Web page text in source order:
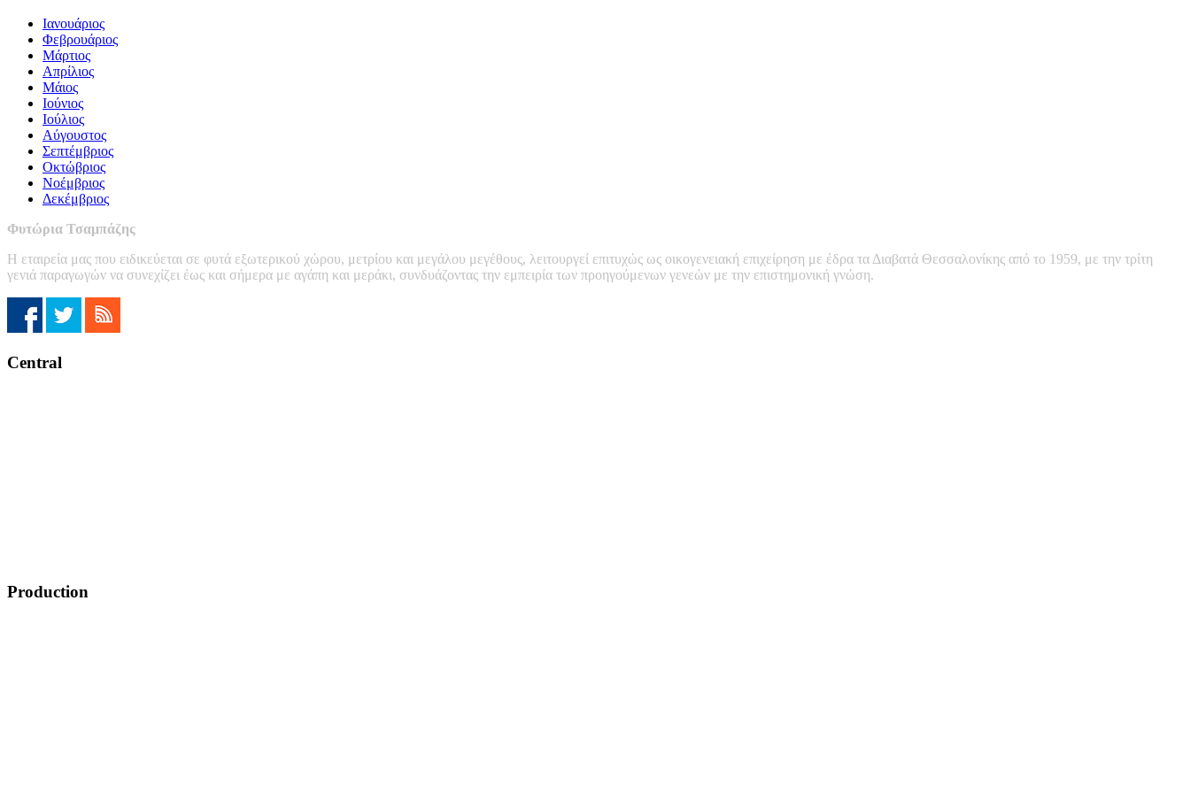
Ιανουάριος
Φεβρουάριος
Μάρτιος
Απρίλιος
Μάιος
Ιούνιος
Ιούλιος
Αύγουστος
Σεπτέμβριος
Οκτώβριος
Νοέμβριος
Δεκέμβριος
Φυτώρια Τσαμπάζης
Η εταιρεία μας που ειδικεύεται σε φυτά εξωτερικού χώρου, μετρίου και μεγάλου μεγέθους, λειτουργεί επιτυχώς ως οικογενειακή επιχείρηση με έδρα τα Διαβατά Θεσσαλονίκης από το 1959, με την τρίτη
γενιά παραγωγών να συνεχίζει έως και σήμερα με αγάπη και μεράκι, συνδυάζοντας την εμπειρία των προηγούμενων γενεών με την επιστημονική γνώση.
Central
Production